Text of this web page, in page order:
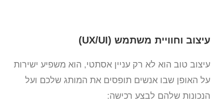
עיצוב וחוויית משתמש (UX/UI)
עיצוב טוב הוא לא רק עניין אסתטי, הוא משפיע ישירות
על האופן שבו אנשים תופסים את המותג שלכם ועל
הנכונות שלהם לבצע רכישה: